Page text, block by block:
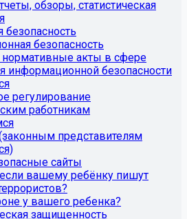
обзоры, статистическая
безопасность
акты в сфере
информационной безопасности
регулирование
работникам
представителям
сайты
вашему ребёнку пишут
у вашего ребенка?
защищенность